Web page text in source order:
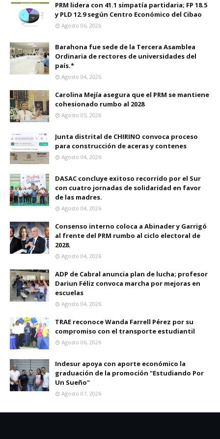
PRM lidera con 41.1 simpatía partidaria; FP 18.5
y PLD 12.9 según Centro Económico del Cibao
Agosto 06, 2026
Barahona fue sede de la Tercera Asamblea
Ordinaria de rectores de universidades del
país.*
Agosto 04, 2026
Carolina Mejía asegura que el PRM se mantiene
cohesionado rumbo al 2028
Agosto 05, 2026
Junta distrital de CHIRINO convoca proceso
para construcción de aceras y contenes
Agosto 04, 2026
DASAC concluye exitoso recorrido por el Sur
con cuatro jornadas de solidaridad en favor
de las madres.
Agosto 04, 2026
Consenso interno coloca a Abinader y Garrigó
al frente del PRM rumbo al ciclo electoral de
2028.
Agosto 04, 2026
ADP de Cabral anuncia plan de lucha; profesor
Dariun Féliz convoca marcha por mejoras en
escuelas
Agosto 04, 2026
TRAE reconoce Wanda Farrell Pérez por su
compromiso con el transporte estudiantil
Agosto 06, 2026
Indesur apoya con aporte económico la
graduación de la promoción "Estudiando Por
Un Sueño"
Agosto 07, 2026